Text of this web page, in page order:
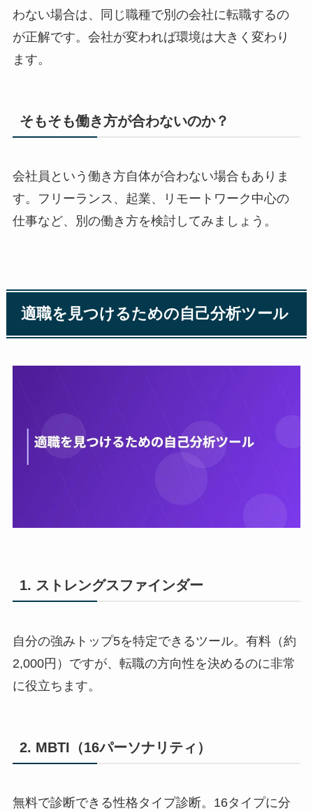
わない場合は、同じ職種で別の会社に転職するの
が正解です。会社が変われば環境は大きく変わり
ます。
そもそも働き方が合わないのか？
会社員という働き方自体が合わない場合もありま
す。フリーランス、起業、リモートワーク中心の
仕事など、別の働き方を検討してみましょう。
適職を見つけるための自己分析ツール
1. ストレングスファインダー
自分の強みトップ5を特定できるツール。有料（約
2,000円）ですが、転職の方向性を決めるのに非常
に役立ちます。
2. MBTI（16パーソナリティ）
無料で診断できる性格タイプ診断。16タイプに分